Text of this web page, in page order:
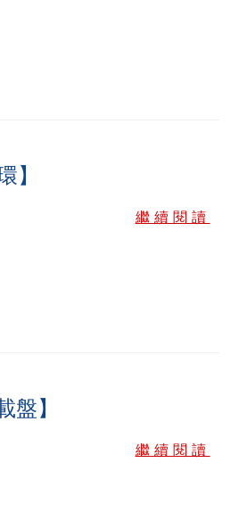
】
繼續閱讀
盤】
繼續閱讀